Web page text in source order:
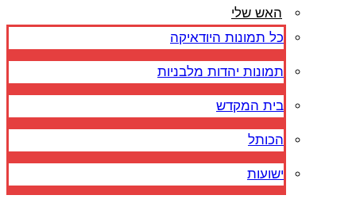
האש שלי
כל תמונות היודאיקה
תמונות יהדות מלבניות
בית המקדש
הכותל
ישועות